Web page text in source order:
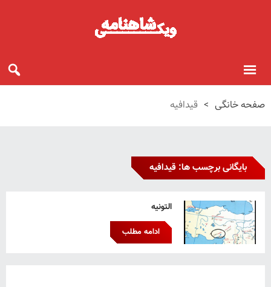
صفحه خانگی > قیدافیه
بایگانی برچسب ها: قیدافیه
التونیه
ادامه مطلب